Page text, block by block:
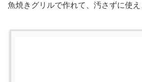
魚焼きグリルで作れて、汚さずに使え